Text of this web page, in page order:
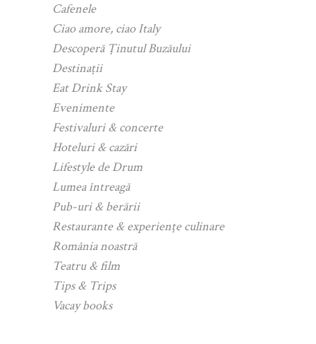
Cafenele
Ciao amore, ciao Italy
Descoperă Ținutul Buzăului
Destinații
Eat Drink Stay
Evenimente
Festivaluri & concerte
Hoteluri & cazări
Lifestyle de Drum
Lumea întreagă
Pub-uri & berării
Restaurante & experiențe culinare
România noastră
Teatru & film
Tips & Trips
Vacay books